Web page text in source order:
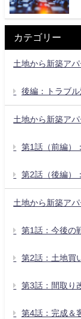
カテゴリー
土地から新築ア
後編：トラブ
土地から新築ア
第1話（前編）
第2話（後編）
土地から新築ア
第1話：今後の
第2話：土地買
第3話：間取り
第4話：完成＆